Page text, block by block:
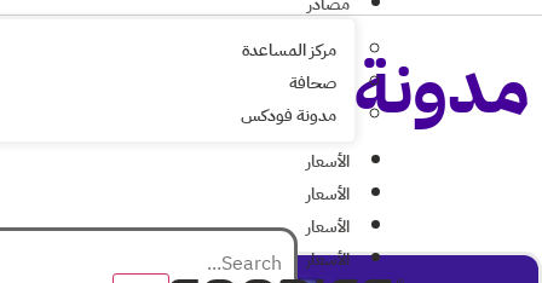
مركز المساعدة
صحافة
مدونة فودكس
الأسعار
الأسعار
الأسعار
الأسعار
مدونة فودكس